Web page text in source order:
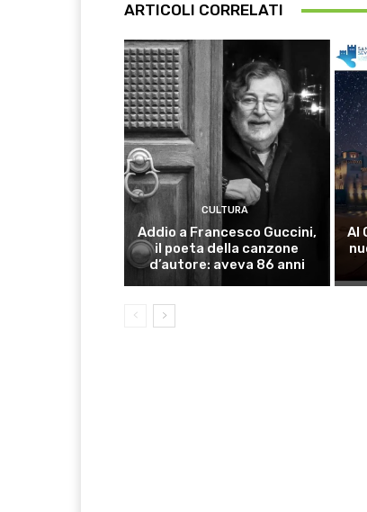
ARTICOLI CORRELATI
CULTURA
Addio a Francesco Guccini,
il poeta della canzone
d’autore: aveva 86 anni
Al